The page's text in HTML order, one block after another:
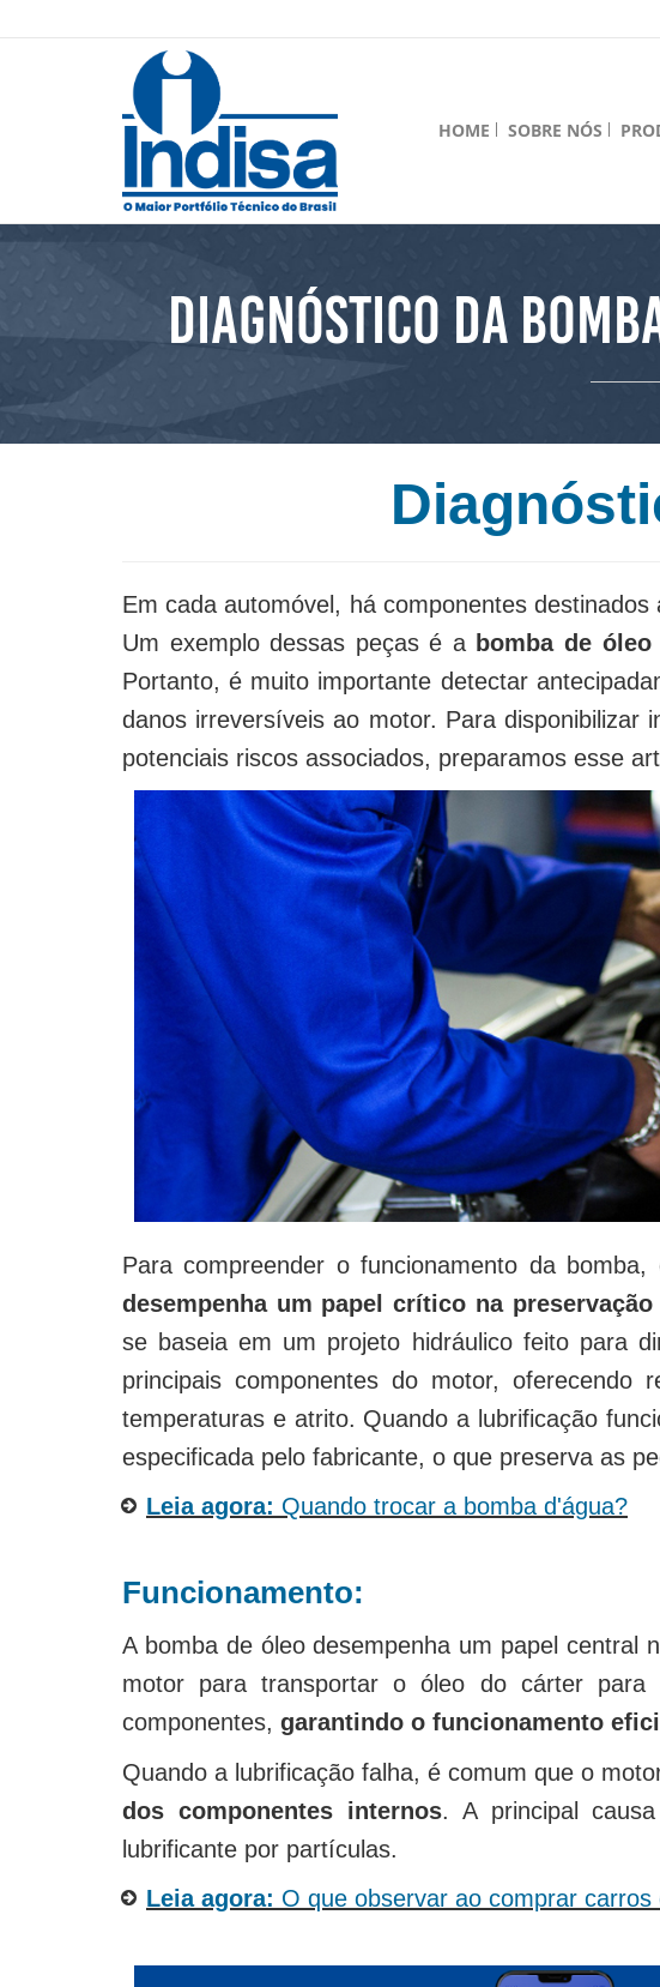
HOME SOBRE NÓS
Diagnóstico da
Em cada automóvel, há componentes
Um exemplo dessas peças é a bomba de óleo
Portanto, é muito importante detectar
danos irreversíveis ao motor. Para disponibilizar
potenciais riscos associados, preparamos esse
Para compreender o funcionamento da
desempenha um papel crítico na
se baseia em um projeto hidráulico feito para
principais componentes do motor,
temperaturas e atrito. Quando a lubrificação
especificada pelo fabricante, o que preserva as
Leia agora: Quando trocar a bomba d'água?
Funcionamento:
A bomba de óleo desempenha um papel central
motor para transportar o óleo do cárter
componentes, garantindo o funcionamento
Quando a lubrificação falha, é comum que o
dos componentes internos. A principal
lubrificante por partículas.
Leia agora: O que observar ao comprar carros